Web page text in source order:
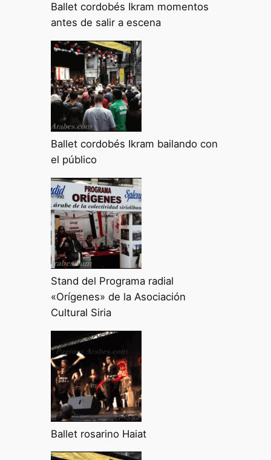
Ballet cordobés Ikram momentos
antes de salir a escena
Ballet cordobés Ikram bailando con
el público
Stand del Programa radial
«Orígenes» de la Asociación
Cultural Siria
Ballet rosarino Haiat